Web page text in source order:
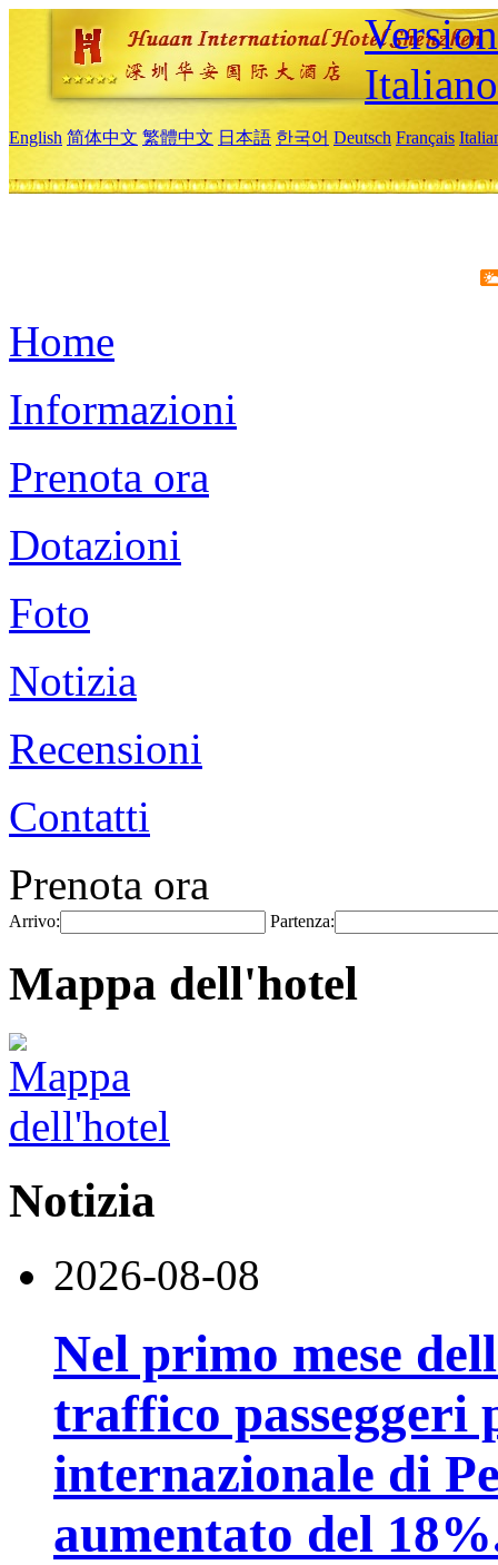
Italiano
English 简体中文 繁體中文 日本語 한국어 Deutsch Français
Home
Informazioni
Prenota ora
Dotazioni
Foto
Notizia
Recensioni
Contatti
Prenota ora
Arrivo: Partenza:
Mappa dell'hotel
Notizia
2026-08-08
Nel primo mese
traffico passeggeri
internazionale di
aumentato del